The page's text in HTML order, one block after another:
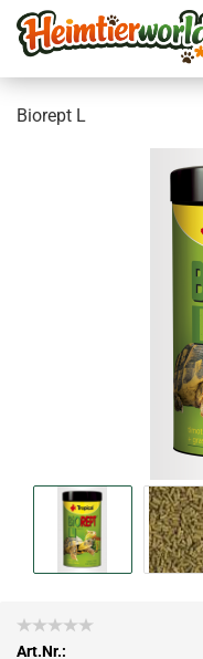
Bio­rept L
Art.Nr.: